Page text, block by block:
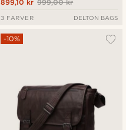
999,00 kr
899,10 kr
3 FARVER DELTON BAGS
-10%